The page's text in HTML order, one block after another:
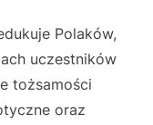
Polaków,
uczestników
tożsamości
oraz